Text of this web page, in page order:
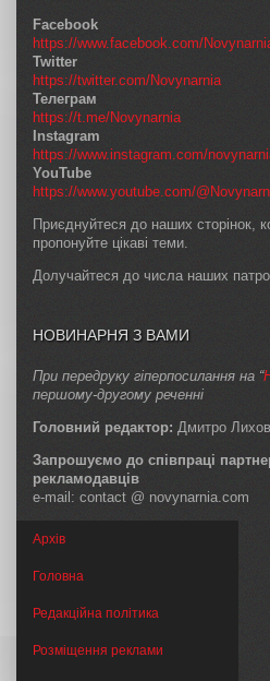
Facebook
https://www.facebook.com/
Twitter
https://twitter.com/Novynarnia
Телеграм
https://t.me/Novynarnia
Instagram
https://www.instagram.com/
YouTube
https://www.youtube.com/
Приєднуйтеся до наших сторінок,
пропонуйте цікаві теми.
Долучайтеся до числа наших
НОВИНАРНЯ З ВАМИ
При передруку гіперпосилання на “
першому-другому реченні
Головний редактор: Дмитро
Запрошуємо до співпраці
рекламодавців
e-mail: contact @ novynarnia.com
Архів
Головна
Редакційна політика
Розміщення реклами